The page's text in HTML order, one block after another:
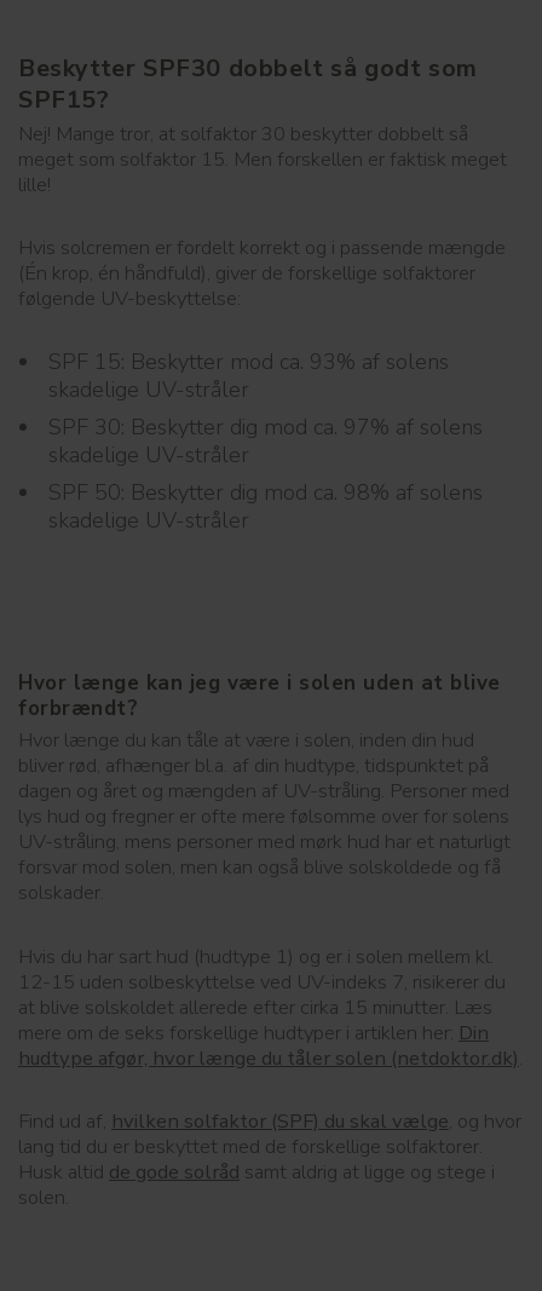
Beskytter SPF30 dobbelt så godt som
SPF15?
Nej! Mange tror, at solfaktor 30 beskytter dobbelt så
meget som solfaktor 15. Men forskellen er faktisk meget
lille!
Hvis solcremen er fordelt korrekt og i passende mængde
(Én krop, én håndfuld), giver de forskellige solfaktorer
følgende UV-beskyttelse:
SPF 15: Beskytter mod ca. 93% af solens
skadelige UV-stråler
SPF 30: Beskytter dig mod ca. 97% af solens
skadelige UV-stråler
SPF 50: Beskytter dig mod ca. 98% af solens
skadelige UV-stråler
Hvor længe kan jeg være i solen uden at blive
forbrændt?
Hvor længe du kan tåle at være i solen, inden din hud
bliver rød, afhænger bl.a. af din hudtype, tidspunktet på
dagen og året og mængden af UV-stråling. Personer med
lys hud og fregner er ofte mere følsomme over for solens
UV-stråling, mens personer med mørk hud har et naturligt
forsvar mod solen, men kan også blive solskoldede og få
solskader.
Hvis du har sart hud (hudtype 1) og er i solen mellem kl.
12-15 uden solbeskyttelse ved UV-indeks 7, risikerer du
at blive solskoldet allerede efter cirka 15 minutter. Læs
mere om de seks forskellige hudtyper i artiklen her: Din
hudtype afgør, hvor længe du tåler solen (netdoktor.dk).
Find ud af, hvilken solfaktor (SPF) du skal vælge, og hvor
lang tid du er beskyttet med de forskellige solfaktorer.
Husk altid de gode solråd samt aldrig at ligge og stege i
solen.